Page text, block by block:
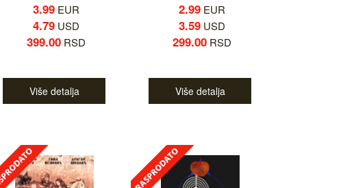
3.99EUR
4.79USD
399.00RSD
Više detalja
2.99EUR
3.59USD
299.00RSD
Više detalja